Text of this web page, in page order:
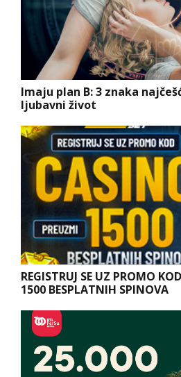
Imaju plan B: 3 znaka
ljubavni život
REGISTRUJ SE UZ PROMO
1500 BESPLATNIH SPINOVA